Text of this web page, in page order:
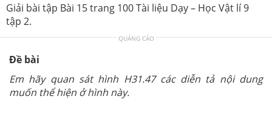
Giải bài tập Bài 15 trang 100 Tài liệu Dạy – Học Vật lí 9
tập 2.
QUẢNG CÁO
Đề bài
Em hãy quan sát hình H31.47 các diễn tả nội dung
muốn thể hiện ở hình này.